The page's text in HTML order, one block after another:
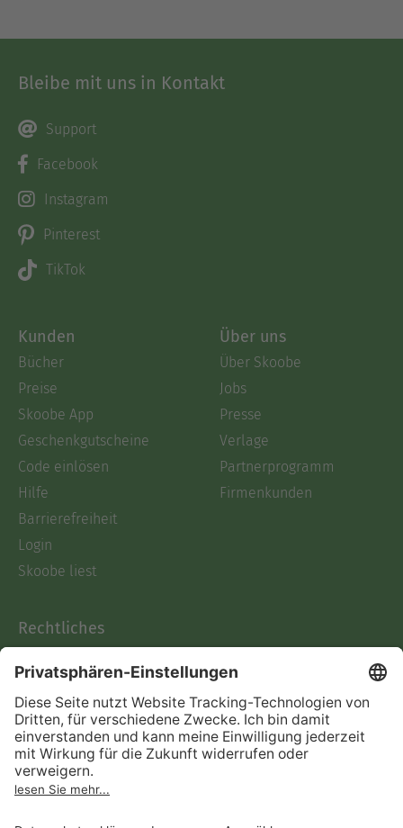
Bleibe mit uns in Kontakt
Support
Facebook
Instagram
Pinterest
TikTok
Kunden
Bücher
Preise
Skoobe App
Geschenkgutscheine
Code einlösen
Hilfe
Barrierefreiheit
Login
Skoobe liest
Über uns
Über Skoobe
Jobs
Presse
Verlage
Partnerprogramm
Firmenkunden
Rechtliches
AGB
Informationen nach Data
Act
Verträge hier kündigen
Impressum